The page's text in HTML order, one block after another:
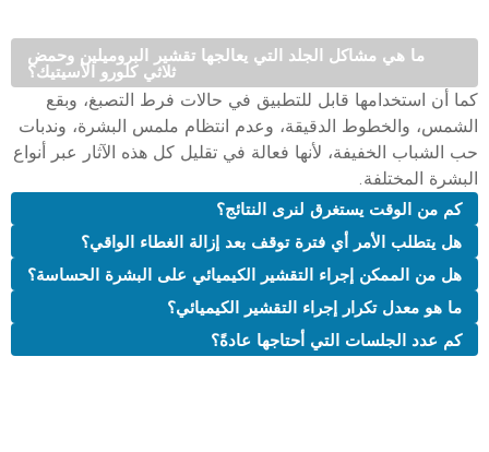
ما هي مشاكل الجلد التي يعالجها تقشير البروميلين وحمض
ثلاثي كلورو الأسيتيك؟
كما أن استخدامها قابل للتطبيق في حالات فرط التصبغ، وبقع
الشمس، والخطوط الدقيقة، وعدم انتظام ملمس البشرة، وندبات
حب الشباب الخفيفة، لأنها فعالة في تقليل كل هذه الآثار عبر أنواع
البشرة المختلفة.
كم من الوقت يستغرق لنرى النتائج؟
هل يتطلب الأمر أي فترة توقف بعد إزالة الغطاء الواقي؟
هل من الممكن إجراء التقشير الكيميائي على البشرة الحساسة؟
ما هو معدل تكرار إجراء التقشير الكيميائي؟
كم عدد الجلسات التي أحتاجها عادةً؟